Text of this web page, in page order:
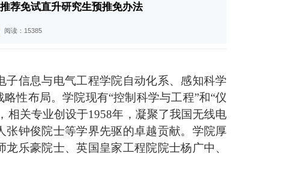
荐免试直升研究生预推免办法
阅读：15385
子信息与电气工程学院自动化系、感知科学
性布局。学院现有“控制科学与工程”和“仪
相关专业创设于1958年，凝聚了我国无线电
钟俊院士等学界先驱的卓越贡献。学院厚
乐豪院士、英国皇家工程院院士杨广中、